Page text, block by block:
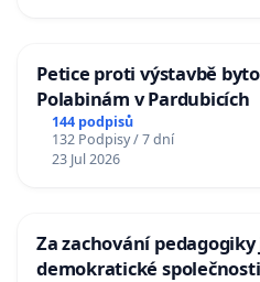
Petice proti výstavbě
Polabinám v Pardubicích
144 podpisů
132 Podpisy / 7 dní
23 Jul 2026
Za zachování
demokratické společnosti